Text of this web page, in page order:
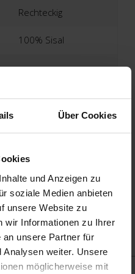
Über Cookies
und Anzeigen zu
soziale Medien anbieten
unsere Website zu
wir Informationen zu Ihrer
an unsere Partner für
Analysen weiter. Unsere
möglicherweise mit
Rechteckig
100% Sisal
Ca. 0,5 Zentimeter
Niederlande
2 Jahre
Geeignet